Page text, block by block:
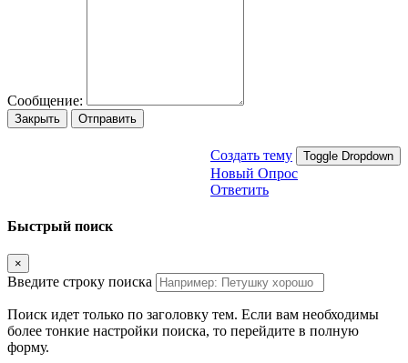
Сообщение:
Закрыть Отправить
Создать тему Toggle Dropdown
Новый Опрос
Ответить
Быстрый поиск
×
Введите строку поиска
Поиск идет только по заголовку тем. Если вам необходимы
более тонкие настройки поиска, то перейдите в полную
форму.